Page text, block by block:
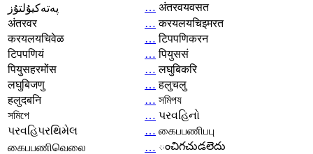
پەتەكيۇلتۇز
… अंतरवयवसत
अंतरवर
… करयलयचिइमरत
करयलयचिवेळ
… टिपपणिकरन
टिपपणियं
… पियुससं
पियुसहरमोंस
… लघुबिकरि
लघुबिजणु
… हलुचलु
हलुदबनि
… সমিপয
সমিপে
… પરવહિનો
પરવહિપરથિમેલ
… கைபபணிபபு
கைபபணிவெலை
… ంచిగచుడలెదు